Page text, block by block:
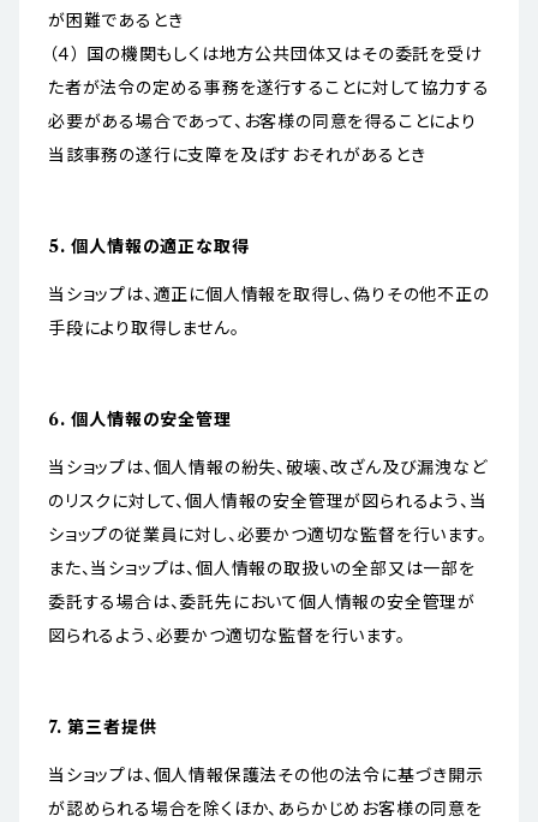
が困難であるとき
（４） 国の機関もしくは地方公共団体又はその委託を受け
た者が法令の定める事務を遂行することに対して協力する
必要がある場合であって、お客様の同意を得ることにより
当該事務の遂行に支障を及ぼすおそれがあるとき
5. 個人情報の適正な取得
当ショップは、適正に個人情報を取得し、偽りその他不正の
手段により取得しません。
6. 個人情報の安全管理
当ショップは、個人情報の紛失、破壊、改ざん及び漏洩など
のリスクに対して、個人情報の安全管理が図られるよう、当
ショップの従業員に対し、必要かつ適切な監督を行います。
また、当ショップは、個人情報の取扱いの全部又は一部を
委託する場合は、委託先において個人情報の安全管理が
図られるよう、必要かつ適切な監督を行います。
7. 第三者提供
当ショップは、個人情報保護法その他の法令に基づき開示
が認められる場合を除くほか、あらかじめお客様の同意を